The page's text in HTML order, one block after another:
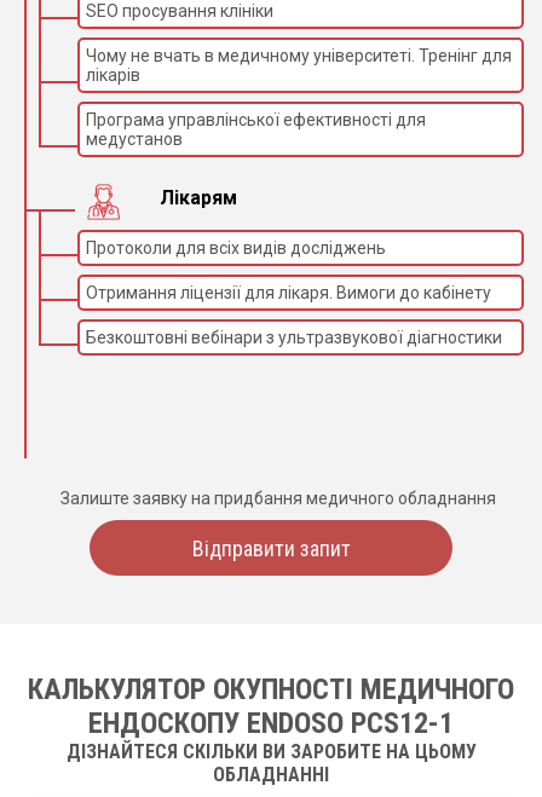
SEO просування клініки
Чому не вчать в медичному університеті. Тренінг для
лікарів
Програма управлінської ефективності для
медустанов
Лікарям
Протоколи для всіх видів досліджень
Отримання ліцензії для лікаря. Вимоги до кабінету
Безкоштовні вебінари з ультразвукової діагностики
Залиште заявку на придбання медичного обладнання
Відправити запит
КАЛЬКУЛЯТОР ОКУПНОСТІ МЕДИЧНОГО
ЕНДОСКОПУ ENDOSO PCS12-1
ДІЗНАЙТЕСЯ СКІЛЬКИ ВИ ЗАРОБИТЕ НА ЦЬОМУ
ОБЛАДНАННІ